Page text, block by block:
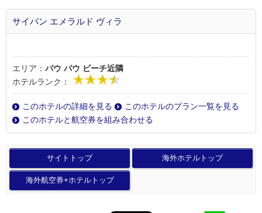
サイパン エメラルド ヴィラ
エリア： パウ パウ ビーチ近隣
ホテルランク：
このホテルの詳細を見る
このホテルのプラン一覧を見る
このホテルと航空券を組み合わせる
サイトトップ 海外ホテルトップ
海外航空券+ホテルトップ